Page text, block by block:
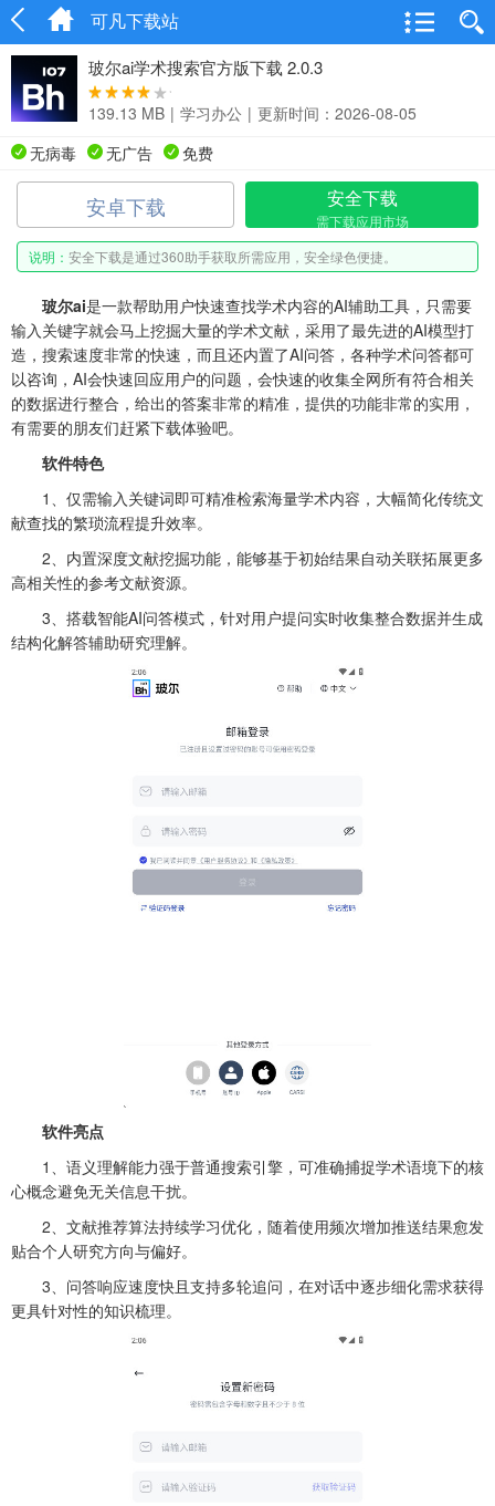
可凡下载站
玻尔ai学术搜索官方版下载 2.0.3
139.13 MB | 学习办公 | 更新时间：2026-08-05
无病毒
无广告 免费
安卓下载 安全下载
需下载应用市场
说明： 安全下载是通过360助手获取所需应用，安全绿色便捷。
玻尔ai是一款帮助用户快速查找学术内容的AI辅助工具，只需要
输入关键字就会马上挖掘大量的学术文献，采用了最先进的AI模型打
造，搜索速度非常的快速，而且还内置了AI问答，各种学术问答都可
以咨询，AI会快速回应用户的问题，会快速的收集全网所有符合相关
的数据进行整合，给出的答案非常的精准，提供的功能非常的实用，
有需要的朋友们赶紧下载体验吧。
软件特色
1、仅需输入关键词即可精准检索海量学术内容，大幅简化传统文
献查找的繁琐流程提升效率。
2、内置深度文献挖掘功能，能够基于初始结果自动关联拓展更多
高相关性的参考文献资源。
3、搭载智能AI问答模式，针对用户提问实时收集整合数据并生成
结构化解答辅助研究理解。
软件亮点
1、语义理解能力强于普通搜索引擎，可准确捕捉学术语境下的核
心概念避免无关信息干扰。
2、文献推荐算法持续学习优化，随着使用频次增加推送结果愈发
贴合个人研究方向与偏好。
3、问答响应速度快且支持多轮追问，在对话中逐步细化需求获得
更具针对性的知识梳理。